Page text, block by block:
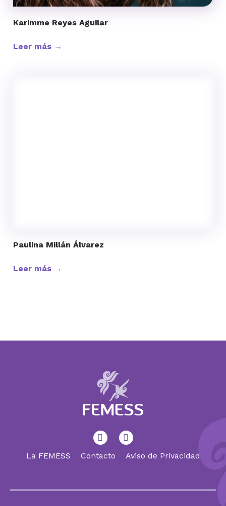
Karimme Reyes Aguilar
Leer más →
Paulina Millán Álvarez
Leer más →
La FEMESS Contacto Aviso de Privacidad